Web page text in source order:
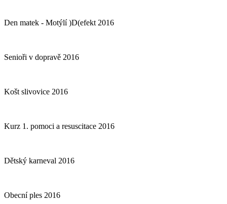
Den matek - Motýlí )D(efekt 2016
Senioři v dopravě 2016
Košt slivovice 2016
Kurz 1. pomoci a resuscitace 2016
Dětský karneval 2016
Obecní ples 2016